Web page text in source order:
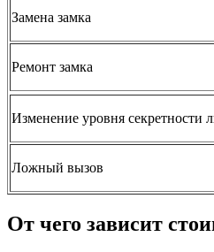
Замена замка
Ремонт замка
Изменение уровня секретности
Ложный вызов
От чего зависит